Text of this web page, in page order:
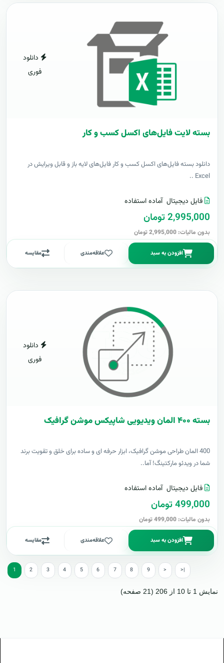
دانلود
فوری
بسته لایت فایل‌های اکسل کسب و کار
دانلود بسته فایل‌های اکسل کسب و کار فایل‌های لایه باز و قابل ویرایش در
Excel ..
فایل دیجیتال آماده استفاده
2,995,000 تومان
بدون مالیات: 2,995,000 تومان
افزودن به سبد علاقه‌مندی مقایسه
دانلود
فوری
بسته ۴۰۰ المان ویدیویی شاپیکس موشن گرافیک
400 المان طراحی موشن گرافیک، ابزار حرفه ای و ساده برای خلق و تقویت برند
شما در ویدئو مارکتینگ! آما..
فایل دیجیتال آماده استفاده
499,000 تومان
بدون مالیات: 499,000 تومان
افزودن به سبد علاقه‌مندی مقایسه
1 2 3 4 5 6 7 8 9 > >|
نمایش 1 تا 10 از 206 (21 صفحه)